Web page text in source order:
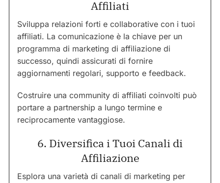
Affiliati
Sviluppa relazioni forti e collaborative con i tuoi
affiliati. La comunicazione è la chiave per un
programma di marketing di affiliazione di
successo, quindi assicurati di fornire
aggiornamenti regolari, supporto e feedback.
Costruire una community di affiliati coinvolti può
portare a partnership a lungo termine e
reciprocamente vantaggiose.
6. Diversifica i Tuoi Canali di
Affiliazione
Esplora una varietà di canali di marketing per